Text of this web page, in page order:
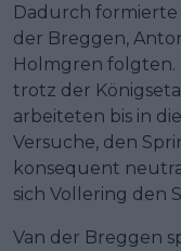
Dadurch formierte
der Breggen,
Holmgren folgten.
trotz der
arbeiteten bis in
Versuche, den
konsequent
sich Vollering den
Van der Breggen